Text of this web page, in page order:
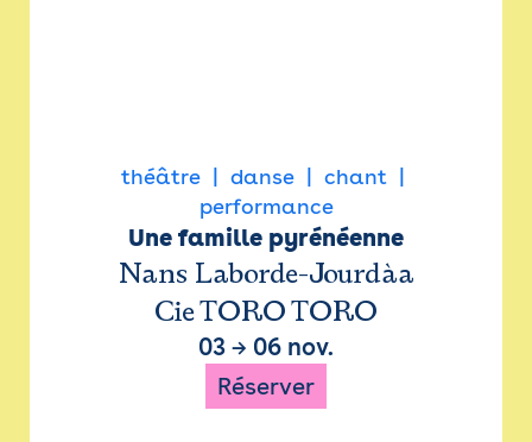
théâtre danse
chant
performance
Une famille pyrénéenne
Nans Laborde-Jourdàa
Cie TORO TORO
03 → 06 nov.
Réserver